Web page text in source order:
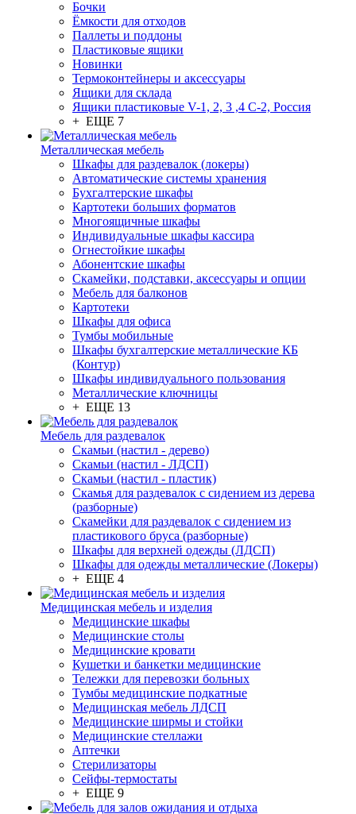
Бочки
Ёмкости для отходов
Паллеты и поддоны
Пластиковые ящики
Новинки
Термоконтейнеры и аксессуары
Ящики для склада
Ящики пластиковые V-1, 2, 3 ,4 С-2, Россия
+ ЕЩЕ 7
Металлическая мебель
Шкафы для раздевалок (локеры)
Автоматические системы хранения
Бухгалтерские шкафы
Картотеки больших форматов
Многоящичные шкафы
Индивидуальные шкафы кассира
Огнестойкие шкафы
Абонентские шкафы
Скамейки, подставки, аксессуары и опции
Мебель для балконов
Картотеки
Шкафы для офиса
Тумбы мобильные
Шкафы бухгалтерские металлические КБ
(Контур)
Шкафы индивидуального пользования
Металлические ключницы
+ ЕЩЕ 13
Мебель для раздевалок
Скамьи (настил - дерево)
Скамьи (настил - ЛДСП)
Скамьи (настил - пластик)
Скамья для раздевалок с сидением из дерева
(разборные)
Скамейки для раздевалок с сидением из
пластикового бруса (разборные)
Шкафы для верхней одежды (ЛДСП)
Шкафы для одежды металлические (Локеры)
+ ЕЩЕ 4
Медицинская мебель и изделия
Медицинские шкафы
Медицинские столы
Медицинские кровати
Кушетки и банкетки медицинские
Тележки для перевозки больных
Тумбы медицинские подкатные
Медицинская мебель ЛДСП
Медицинские ширмы и стойки
Медицинские стеллажи
Аптечки
Стерилизаторы
Сейфы-термостаты
+ ЕЩЕ 9